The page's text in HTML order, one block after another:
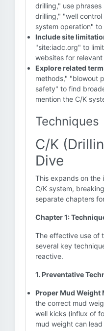
drilling," use
drilling," "well
system operation"
Include site
"site:iadc.org" to
websites for
Explore related
methods," "blowout
safety" to find
mention the C/K
Techniques
C/K
Dive
This expands on the
C/K system,
separate chapters
Chapter 1:
The effective use of
several key
reactive.
1. Preventative
Proper Mud Weight
the correct mud
well kicks (influx of
mud weight can